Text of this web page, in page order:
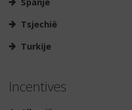
Tsjechië
Turkije
Incentives